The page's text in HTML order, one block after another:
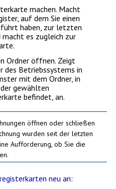
machen. Macht
auf dem Sie einen
haben, zur letzten
macht es zugleich zur
Ordner öffnen. Zeigt
des Betriebssystems in
mit dem Ordner, in
gewählten
befindet, an.
öffnen oder schließen
wurden seit der letzten
Aufforderung, ob Sie die
neu an: